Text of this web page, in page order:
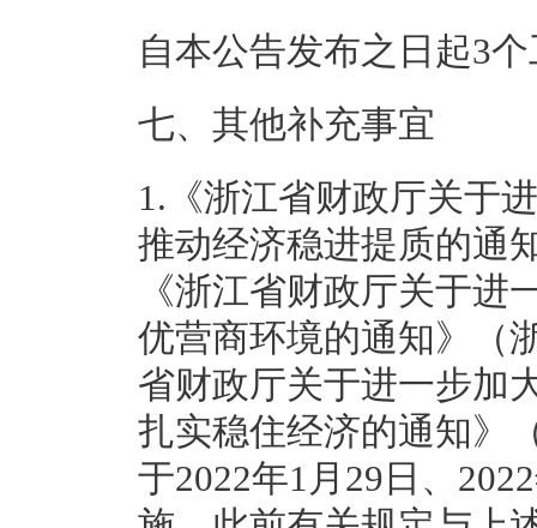
自本公告发布之日起
七、其他补充事宜
1.《浙江省财政厅关于
推动经济稳进提质的通
《浙江省财政厅关于
优营商环境的通知》（
省财政厅关于进一步加
扎实稳住经济的通知》
于2022年1月29日、